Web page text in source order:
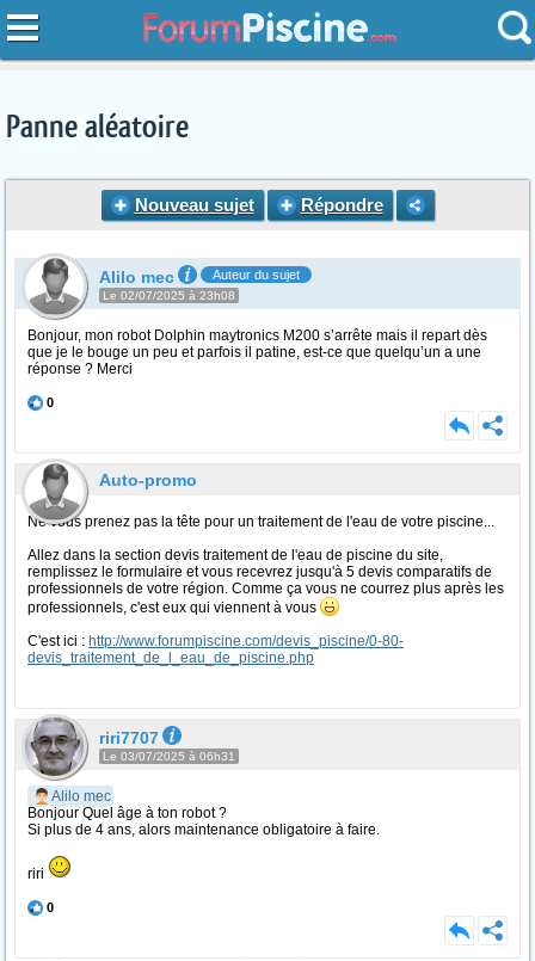
Panne aléatoire
Nouveau sujet Répondre
Alilo mec Auteur du sujet
Le 02/07/2025 à 23h08
Bonjour, mon robot Dolphin maytronics M200 s’arrête mais il repart dès
que je le bouge un peu et parfois il patine, est-ce que quelqu’un a une
réponse ? Merci
0
Auto-promo
Ne vous prenez pas la tête pour un traitement de l'eau de votre piscine...
Allez dans la section devis traitement de l'eau de piscine du site,
remplissez le formulaire et vous recevrez jusqu'à 5 devis comparatifs de
professionnels de votre région. Comme ça vous ne courrez plus après les
professionnels, c'est eux qui viennent à vous
C'est ici : http://www.forumpiscine.com/devis_piscine/0-80-
devis_traitement_de_l_eau_de_piscine.php
riri7707
Le 03/07/2025 à 06h31
Alilo mec
Bonjour Quel âge à ton robot ?
Si plus de 4 ans, alors maintenance obligatoire à faire.
riri
0